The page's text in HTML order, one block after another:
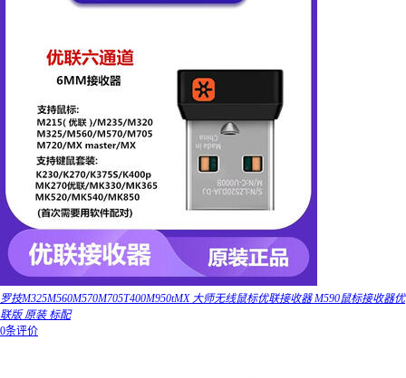
罗技M325M560M570M705T400M950tMX 大师无线鼠标优联接收器 M590鼠标接收器优
联版 原装 标配
0条评价